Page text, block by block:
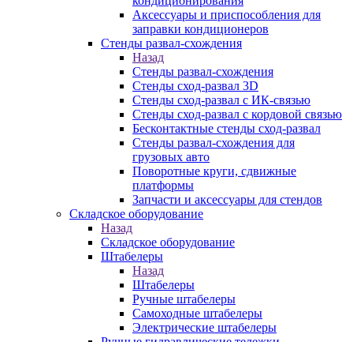
Аксессуары и приспособления для
заправки кондиционеров
Стенды развал-схождения
Назад
Стенды развал-схождения
Стенды сход-развал 3D
Стенды сход-развал с ИК-связью
Стенды сход-развал с кордовой связью
Бесконтактные стенды сход-развал
Стенды развал-схождения для
грузовых авто
Поворотные круги, сдвижные
платформы
Запчасти и аксессуары для стендов
Складское оборудование
Назад
Складское оборудование
Штабелеры
Назад
Штабелеры
Ручные штабелеры
Самоходные штабелеры
Электрические штабелеры